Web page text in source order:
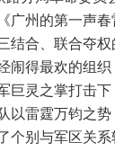
广州的第一声
结合、联合夺
闹得最欢的组织
巨灵之掌打击
以雷霆万钧之
个别与军区关